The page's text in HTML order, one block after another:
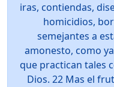
iras, contiendas,
homicidios,
semejantes a
amonesto, como
que practican tales
Dios. 22 Mas el